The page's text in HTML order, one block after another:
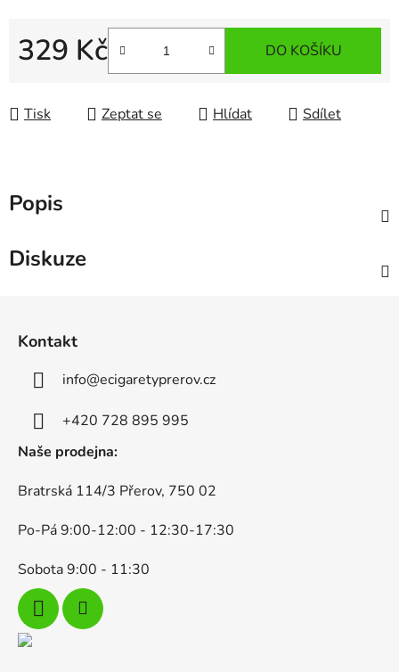
329 Kč DO KOŠÍKU
Tisk Zeptat se Hlídat Sdílet
Popis
Diskuze
Kontakt
info@ecigaretyprerov.cz
+420 728 895 995
Naše prodejna:
Bratrská 114/3 Přerov, 750 02
Po-Pá 9:00-12:00 - 12:30-17:30
Sobota 9:00 - 11:30